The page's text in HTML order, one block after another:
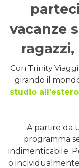
vacanze
Con Trinity
girando il
studio
A partire da
programma
indimenticabile.
o